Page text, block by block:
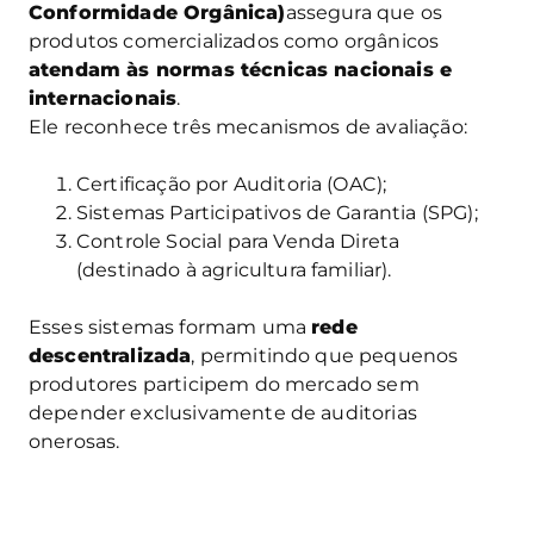
Conformidade Orgânica)assegura que os
produtos comercializados como orgânicos
atendam às normas técnicas nacionais e
internacionais.
Ele reconhece três mecanismos de avaliação:
Certificação por Auditoria (OAC);
Sistemas Participativos de Garantia (SPG);
Controle Social para Venda Direta
(destinado à agricultura familiar).
Esses sistemas formam uma rede
descentralizada, permitindo que pequenos
produtores participem do mercado sem
depender exclusivamente de auditorias
onerosas.